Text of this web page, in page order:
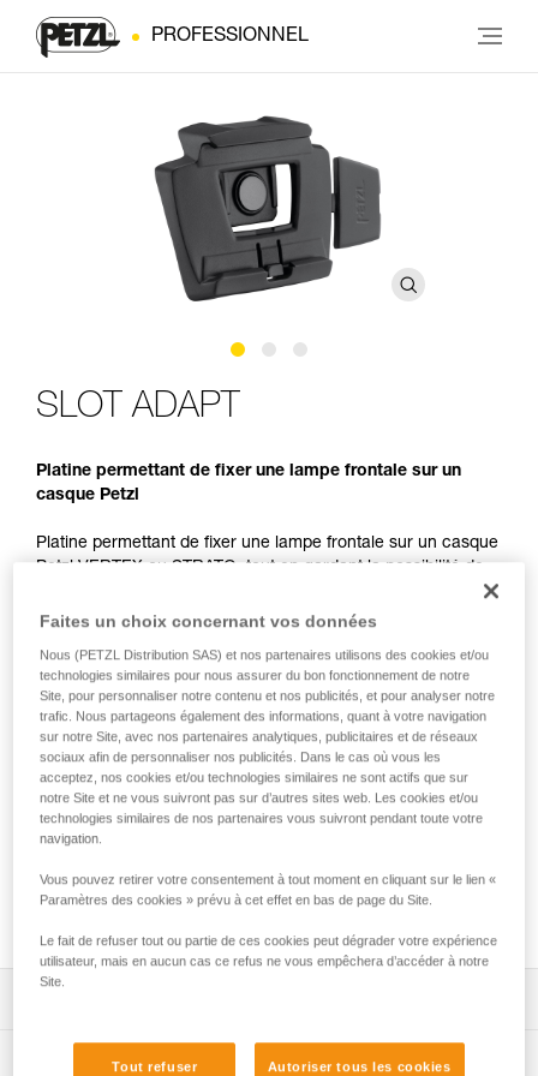
PROFESSIONNEL
SLOT ADAPT
Platine permettant de fixer une lampe frontale sur un
casque Petzl
Platine permettant de fixer une lampe frontale sur un casque
Petzl VERTEX ou STRATO, tout en gardant la possibilité de
HOW TO set up SLOT ADAPT
Permet de fixer facilement une lampe frontale sur un
Spécifications techniques
Faites un choix concernant vos données
Nous (PETZL Distribution SAS) et nos partenaires utilisons des cookies et/ou
technologies similaires pour nous assurer du bon fonctionnement de notre
Site, pour personnaliser notre contenu et nos publicités, et pour analyser notre
trafic. Nous partageons également des informations, quant à votre navigation
sur notre Site, avec nos partenaires analytiques, publicitaires et de réseaux
sociaux afin de personnaliser nos publicités. Dans le cas où vous les
acceptez, nos cookies et/ou technologies similaires ne sont actifs que sur
notre Site et ne vous suivront pas sur d’autres sites web. Les cookies et/ou
technologies similaires de nos partenaires vous suivront pendant toute votre
navigation.
Vous pouvez retirer votre consentement à tout moment en cliquant sur le lien «
Paramètres des cookies » prévu à cet effet en bas de page du Site.
Le fait de refuser tout ou partie de ces cookies peut dégrader votre expérience
utilisateur, mais en aucun cas ce refus ne vous empêchera d’accéder à notre
Site.
Tout refuser Autoriser tous les cookies